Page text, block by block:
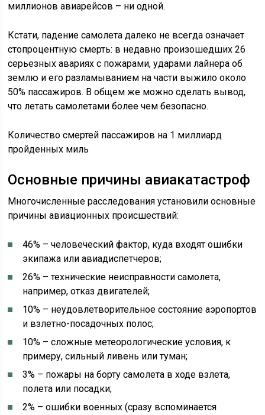
миллионов авиарейсов – ни одной.
Кстати, падение самолета далеко не всегда означает
стопроцентную смерть: в недавно произошедших 26
серьезных авариях с пожарами, ударами лайнера об
землю и его разламыванием на части выжило около
50% пассажиров. В общем же можно сделать вывод,
что летать самолетами более чем безопасно.
Количество смертей пассажиров на 1 миллиард
пройденных миль
Основные причины авиакатастроф
Многочисленные расследования установили основные
причины авиационных происшествий:
46% – человеческий фактор, куда входят ошибки
экипажа или авиадиспетчеров;
26% – технические неисправности самолета,
например, отказ двигателей;
10% – неудовлетворительное состояние аэропортов
и взлетно-посадочных полос;
10% – сложные метеорологические условия, к
примеру, сильный ливень или туман;
3% – пожары на борту самолета в ходе взлета,
полета или посадки;
2% – ошибки военных (сразу вспоминается